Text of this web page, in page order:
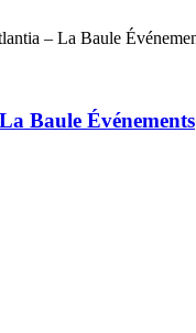
Baule Événements